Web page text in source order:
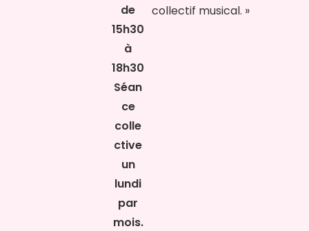
de
15h30
à
18h30
Séan
ce
colle
ctive
un
lundi
par
mois.
collectif musical. »